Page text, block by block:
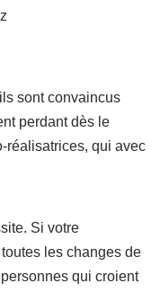
sont convaincus
perdant dès le
réalisatrices, qui avec
Si votre
les changes de
qui croient